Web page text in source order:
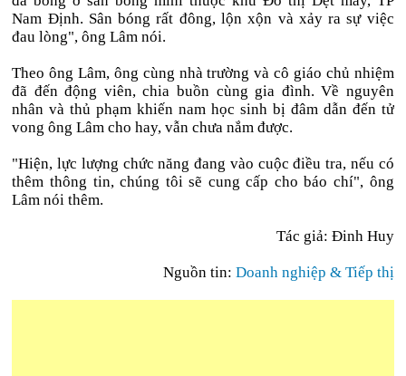
Nam Định. Sân bóng rất đông, lộn xộn và xảy ra sự việc
đau lòng", ông Lâm nói.
Theo ông Lâm, ông cùng nhà trường và cô giáo chủ nhiệm
đã đến động viên, chia buồn cùng gia đình. Về nguyên
nhân và thủ phạm khiến nam học sinh bị đâm dẫn đến tử
vong ông Lâm cho hay, vẫn chưa nắm được.
"Hiện, lực lượng chức năng đang vào cuộc điều tra, nếu có
thêm thông tin, chúng tôi sẽ cung cấp cho báo chí", ông
Lâm nói thêm.
Tác giả: Đinh Huy
Nguồn tin: Doanh nghiệp & Tiếp thị